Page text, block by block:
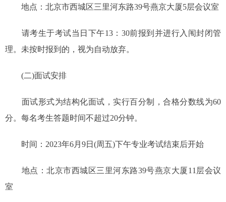
地点：北京市西城区三里河东路39号燕京大厦5层会议室
请考生于考试当日下午13：30前报到并进行入闱封闭管
理。未按时报到的，视为自动放弃。
(二)面试安排
面试形式为结构化面试，实行百分制，合格分数线为60
分。每名考生答题时间不超过20分钟。
时间：2023年6月9日(周五)下午专业考试结束后开始
地点：北京市西城区三里河东路39号燕京大厦11层会议
室